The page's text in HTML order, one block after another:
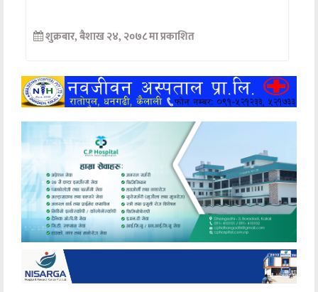
खेलकुद
अन्य
शुक्रबार, बैशाख २४, २०७८ मा प्रकाशित